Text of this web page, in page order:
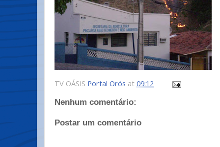
TV OÁSIS Portal Orós at 09:12
Nenhum comentário:
Postar um comentário